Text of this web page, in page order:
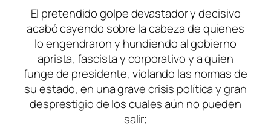
El pretendido golpe devastador y decisivo
acabó cayendo sobre la cabeza de quienes
lo engendraron y hundiendo al gobierno
aprista, fascista y corporativo y a quien
funge de presidente, violando las normas de
su estado, en una grave crisis política y gran
desprestigio de los cuales aún no pueden
salir;